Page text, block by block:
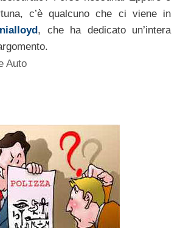
c’è qualcuno che ci viene in
, che ha dedicato un’intera
Auto